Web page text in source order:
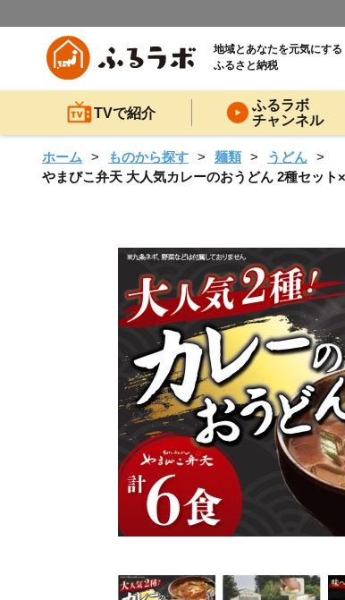
地域とあなたを元気にする
ふるさと納税
TVで紹介
ふるラボ
チャンネル
ホーム ものから探す 麺類
うどん
やまびこ弁天 大人気カレーのおうどん 2種セッ